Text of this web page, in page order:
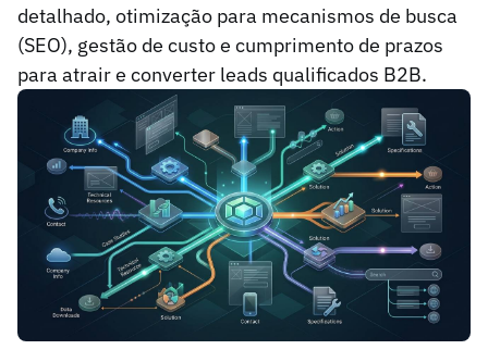
detalhado, otimização para mecanismos de busca
(SEO), gestão de custo e cumprimento de prazos
para atrair e converter leads qualificados B2B.